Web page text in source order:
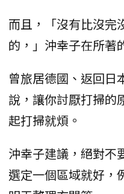
而且，「沒有比沒完
的，」沖幸子在所著
曾旅居德國、返回日
說，讓你討厭打掃的
起打掃就煩。
沖幸子建議，絕對不
選定一個區域就好，